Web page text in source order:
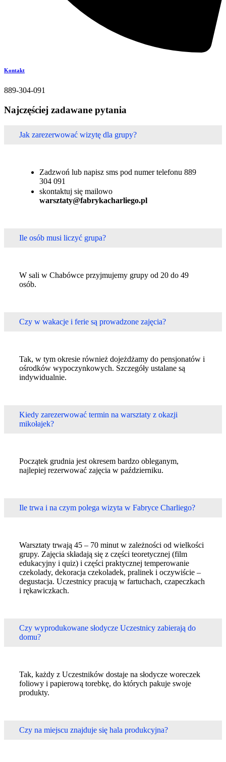
Kontakt
889-304-091
Najczęściej zadawane pytania
Jak zarezerwować wizytę dla grupy?
Zadzwoń lub napisz sms pod numer telefonu 889
304 091
skontaktuj się mailowo
warsztaty@fabrykacharliego.pl
Ile osób musi liczyć grupa?
W sali w Chabówce przyjmujemy grupy od 20 do 49
osób.
Czy w wakacje i ferie są prowadzone zajęcia?
Tak, w tym okresie również dojeżdżamy do pensjonatów i
ośrodków wypoczynkowych. Szczegóły ustalane są
indywidualnie.
Kiedy zarezerwować termin na warsztaty z okazji
mikołajek?
Początek grudnia jest okresem bardzo obleganym,
najlepiej rezerwować zajęcia w październiku.
Ile trwa i na czym polega wizyta w Fabryce Charliego?
Warsztaty trwają 45 – 70 minut w zależności od wielkości
grupy. Zajęcia składają się z części teoretycznej (film
edukacyjny i quiz) i części praktycznej temperowanie
czekolady, dekoracja czekoladek, pralinek i oczywiście –
degustacja. Uczestnicy pracują w fartuchach, czapeczkach
i rękawiczkach.
Czy wyprodukowane słodycze Uczestnicy zabierają do
domu?
Tak, każdy z Uczestników dostaje na słodycze woreczek
foliowy i papierową torebkę, do których pakuje swoje
produkty.
Czy na miejscu znajduje się hala produkcyjna?